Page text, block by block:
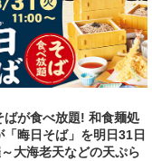
ばが食べ放題! 和食麺処
「晦日そば」を明日31日
大海老天などの天ぷら